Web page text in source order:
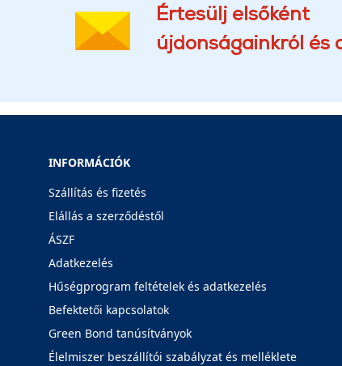
Értesülj elsőként
újdonságainkról és
INFORMÁCIÓK
Szállítás és fizetés
Elállás a szerződéstől
ÁSZF
Adatkezelés
Hűségprogram feltételek és adatkezelés
Befektetői kapcsolatok
Green Bond tanúsítványok
Élelmiszer beszállítói szabályzat és melléklete